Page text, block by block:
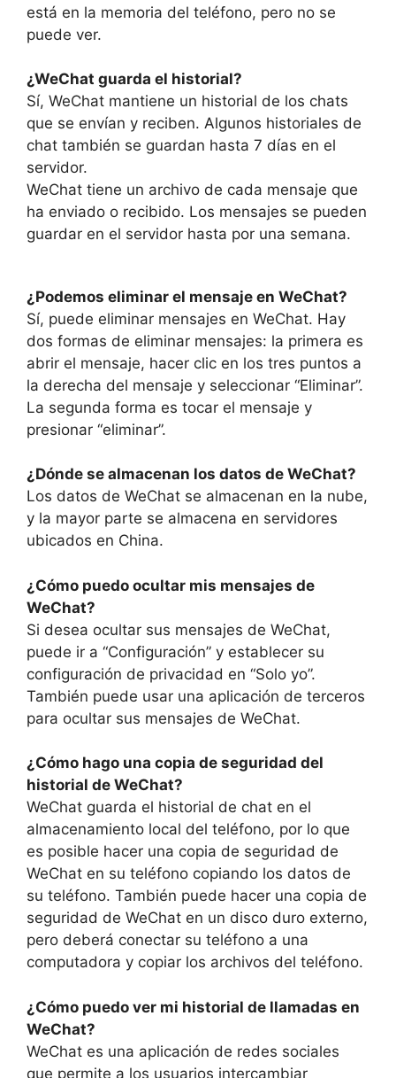
está en la memoria del teléfono, pero no se
puede ver.
¿WeChat guarda el historial?
Sí, WeChat mantiene un historial de los chats
que se envían y reciben. Algunos historiales de
chat también se guardan hasta 7 días en el
servidor.
WeChat tiene un archivo de cada mensaje que
ha enviado o recibido. Los mensajes se pueden
guardar en el servidor hasta por una semana.
¿Podemos eliminar el mensaje en WeChat?
Sí, puede eliminar mensajes en WeChat. Hay
dos formas de eliminar mensajes: la primera es
abrir el mensaje, hacer clic en los tres puntos a
la derecha del mensaje y seleccionar “Eliminar”.
La segunda forma es tocar el mensaje y
presionar “eliminar”.
¿Dónde se almacenan los datos de WeChat?
Los datos de WeChat se almacenan en la nube,
y la mayor parte se almacena en servidores
ubicados en China.
¿Cómo puedo ocultar mis mensajes de
WeChat?
Si desea ocultar sus mensajes de WeChat,
puede ir a “Configuración” y establecer su
configuración de privacidad en “Solo yo”.
También puede usar una aplicación de terceros
para ocultar sus mensajes de WeChat.
¿Cómo hago una copia de seguridad del
historial de WeChat?
WeChat guarda el historial de chat en el
almacenamiento local del teléfono, por lo que
es posible hacer una copia de seguridad de
WeChat en su teléfono copiando los datos de
su teléfono. También puede hacer una copia de
seguridad de WeChat en un disco duro externo,
pero deberá conectar su teléfono a una
computadora y copiar los archivos del teléfono.
¿Cómo puedo ver mi historial de llamadas en
WeChat?
WeChat es una aplicación de redes sociales
que permite a los usuarios intercambiar